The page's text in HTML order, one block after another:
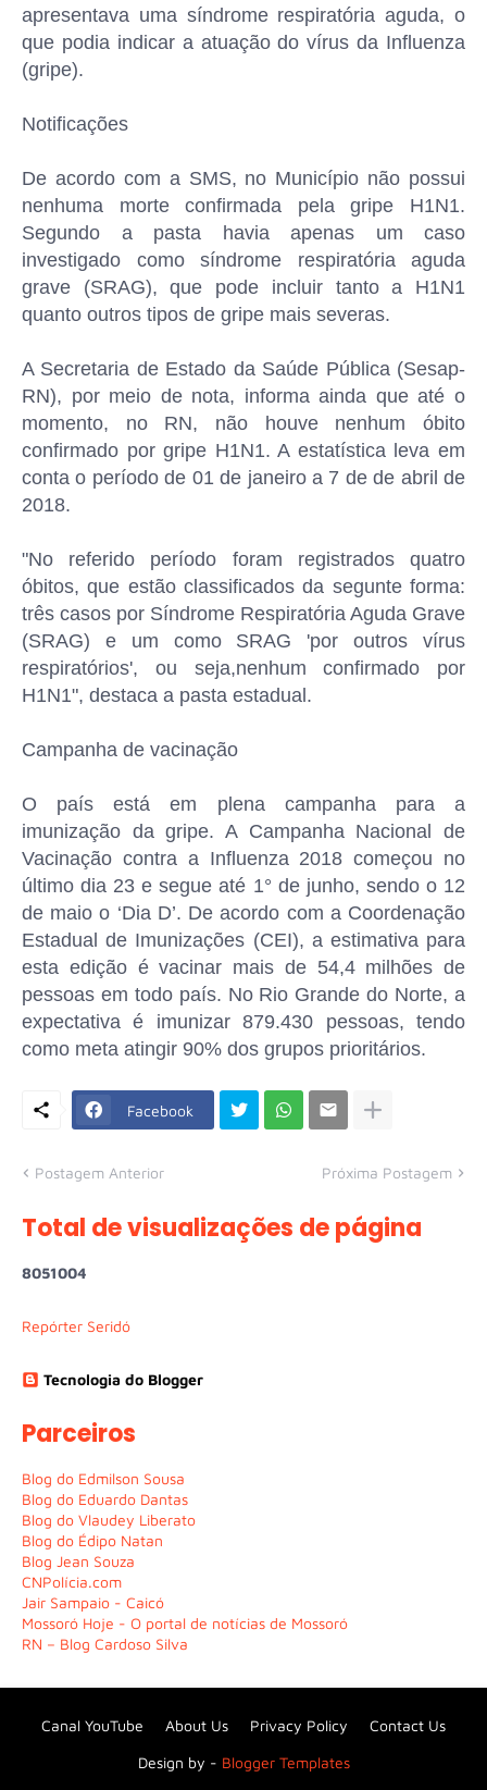
apresentava uma síndrome respiratória aguda, o
que podia indicar a atuação do vírus da Influenza
(gripe).
Notificações
De acordo com a SMS, no Município não possui
nenhuma morte confirmada pela gripe H1N1.
Segundo a pasta havia apenas um caso
investigado como síndrome respiratória aguda
grave (SRAG), que pode incluir tanto a H1N1
quanto outros tipos de gripe mais severas.
A Secretaria de Estado da Saúde Pública (Sesap-
RN), por meio de nota, informa ainda que até o
momento, no RN, não houve nenhum óbito
confirmado por gripe H1N1. A estatística leva em
conta o período de 01 de janeiro a 7 de de abril de
2018.
"No referido período foram registrados quatro
óbitos, que estão classificados da segunte forma:
três casos por Síndrome Respiratória Aguda Grave
(SRAG) e um como SRAG 'por outros vírus
respiratórios', ou seja,nenhum confirmado por
H1N1", destaca a pasta estadual.
Campanha de vacinação
O país está em plena campanha para a
imunização da gripe. A Campanha Nacional de
Vacinação contra a Influenza 2018 começou no
último dia 23 e segue até 1° de junho, sendo o 12
de maio o ‘Dia D’. De acordo com a Coordenação
Estadual de Imunizações (CEI), a estimativa para
esta edição é vacinar mais de 54,4 milhões de
pessoas em todo país. No Rio Grande do Norte, a
expectativa é imunizar 879.430 pessoas, tendo
como meta atingir 90% dos grupos prioritários.
Facebook
Postagem Anterior Próxima Postagem
Total de visualizações de página
8051004
Repórter Seridó
Tecnologia do Blogger
Parceiros
Blog do Edmilson Sousa
Blog do Eduardo Dantas
Blog do Vlaudey Liberato
Blog do Édipo Natan
Blog Jean Souza
CNPolícia.com
Jair Sampaio - Caicó
Mossoró Hoje - O portal de notícias de Mossoró
RN – Blog Cardoso Silva
Design by - Blogger Templates
Canal YouTube About Us Privacy Policy Contact Us